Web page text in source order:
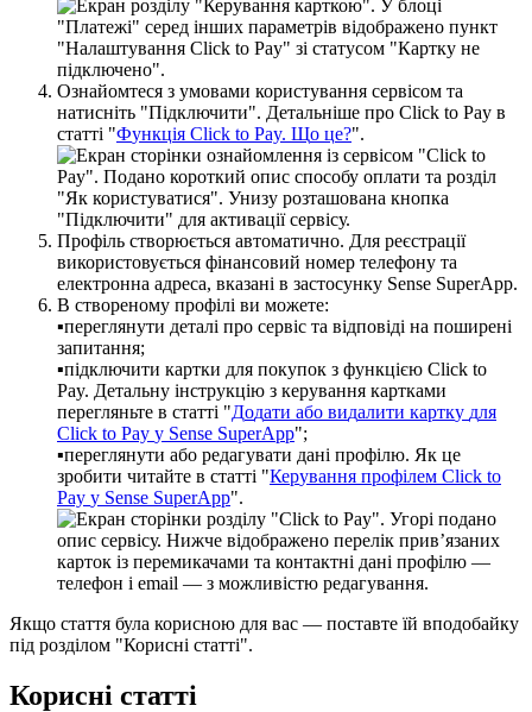
Ознайомтеся з умовами користування сервісом та
натисніть "Підключити". Детальніше про Click to Pay в
статті "Функція Click to Pay. Що це?".
Профіль створюється автоматично. Для реєстрації
використовується фінансовий номер телефону та
електронна адреса, вказані в застосунку Sense SuperApp.
В створеному профілі ви можете:
▪переглянути деталі про сервіс та відповіді на поширені
запитання;
▪підключити картки для покупок з функцією Click to
Pay. Детальну інструкцію з керування картками
перегляньте в статті "Додати або видалити картку для
Click to Pay у Sense SuperApp";
▪переглянути або редагувати дані профілю. Як це
зробити читайте в статті "Керування профілем Click to
Pay у Sense SuperApp".
Якщо стаття була корисною для вас — поставте їй вподобайку
під розділом "Корисні статті".
Корисні статті